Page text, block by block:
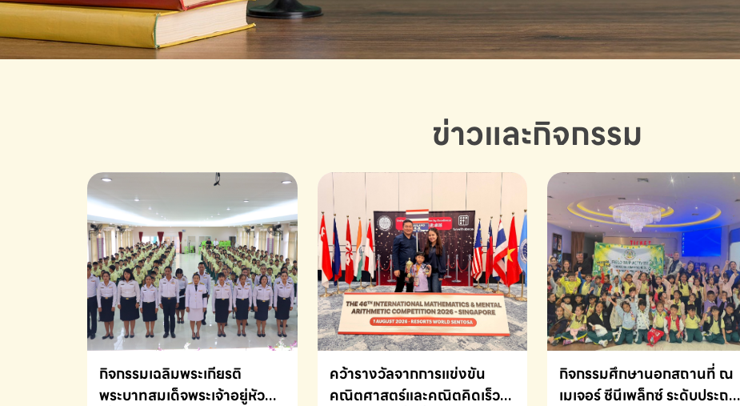
ข่าวและกิจกรรม
กิจกรรมเฉลิมพระเกียรติ
พระบาทสมเด็จพระเจ้าอยู่หัว
คว้ารางวัลจากการแข่งขัน
คณิตศาสตร์และคณิตคิดเร็ว
กิจกรรมศึกษานอกสถานที่ ณ
เมเจอร์ ซีนีเพล็กซ์ ระดับประถม